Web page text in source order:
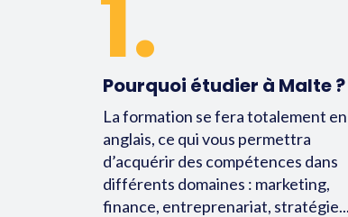
1.
Pourquoi étudier à Malte ?
La formation se fera totalement en
anglais, ce qui vous permettra
d’acquérir des compétences dans
différents domaines : marketing,
finance, entreprenariat, stratégie...